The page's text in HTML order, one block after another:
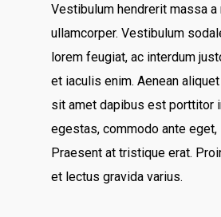
Vestibulum hendrerit massa a
ullamcorper. Vestibulum
lorem feugiat, ac interdum
et iaculis enim. Aenean
sit amet dapibus est porttitor
egestas, commodo ante eget,
Praesent at tristique erat.
et lectus gravida varius.